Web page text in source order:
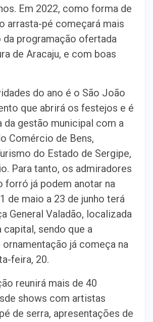
Em 2022, como forma de
arrasta-pé começará mais
da programação ofertada
de Aracaju, e com boas
do ano é o São João
que abrirá os festejos e é
da gestão municipal com a
Comércio de Bens,
do Estado de Sergipe,
Para tanto, os admiradores
forró já podem anotar na
de maio a 23 de junho terá
General Valadão, localizada
capital, sendo que a
já começa na
feira, 20.
reunirá mais de 40
shows com artistas
de serra, apresentações de